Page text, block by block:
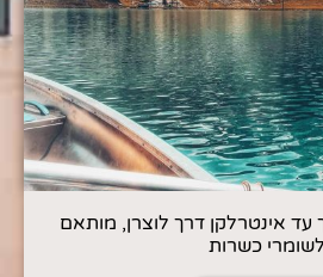
עד אינטרלקן דרך לוצרן, מותאם
לשומרי כשרות